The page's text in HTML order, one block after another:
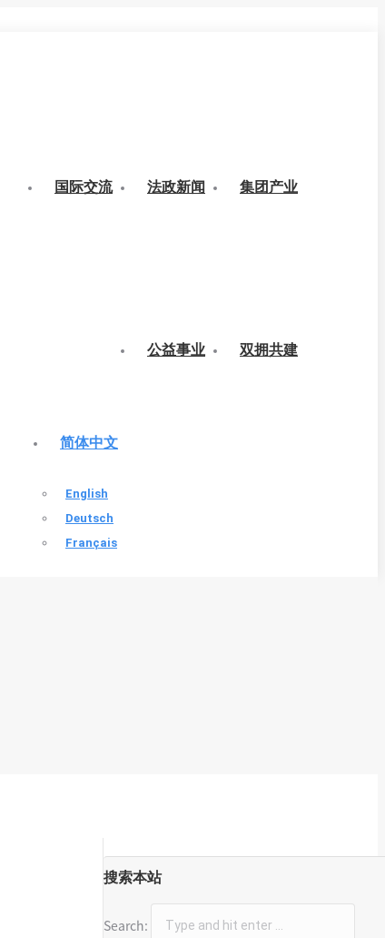
国际交流 法政新闻 集团产业
公益事业 双拥共建
简体中文
English
Deutsch
Français
搜索本站
Search: